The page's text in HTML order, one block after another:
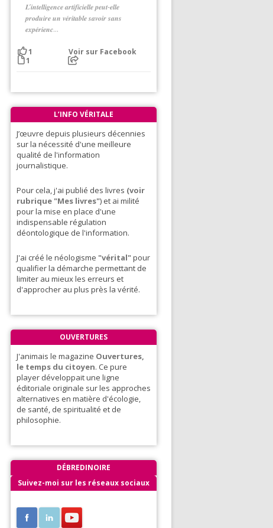
𝑳’𝒊𝒏𝒕𝒆𝒍𝒍𝒊𝒈𝒆𝒏𝒄𝒆 𝒂𝒓𝒕𝒊𝒇𝒊𝒄𝒊𝒆𝒍𝒍𝒆 𝒑𝒆𝒖𝒕-𝒆𝒍𝒍𝒆
𝒑𝒓𝒐𝒅𝒖𝒊𝒓𝒆 𝒖𝒏 𝒗𝒆́𝒓𝒊𝒕𝒂𝒃𝒍𝒆 𝒔𝒂𝒗𝒐𝒊𝒓 𝒔𝒂𝒏𝒔
𝒆𝒙𝒑𝒆́𝒓𝒊𝒆𝒏𝒄...
1
1
Voir sur Facebook
L’INFO VÉRITALE
J’œuvre depuis plusieurs décennies
sur la nécessité d'une meilleure
qualité de l'information
journalistique.
Pour cela, j'ai publié des livres (voir
rubrique "Mes livres") et ai milité
pour la mise en place d'une
indispensable régulation
déontologique de l'information.
J'ai créé le néologisme "vérital"pour
qualifier la démarche permettant de
limiter au mieux les erreurs et
d'approcher au plus près la vérité.
OUVERTURES
J'animais le magazine Ouvertures,
le temps du citoyen. Ce pure
player développait une ligne
éditoriale originale sur les approches
alternatives en matière d'écologie,
de santé, de spiritualité et de
philosophie.
DÉBREDINOIRE
Suivez-moi sur les réseaux sociaux